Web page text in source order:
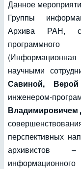
Данное
Группы
Архива РАН,
научными
Савиной, Верой
инженером-
Владимировичем
перспективных
архивистов –